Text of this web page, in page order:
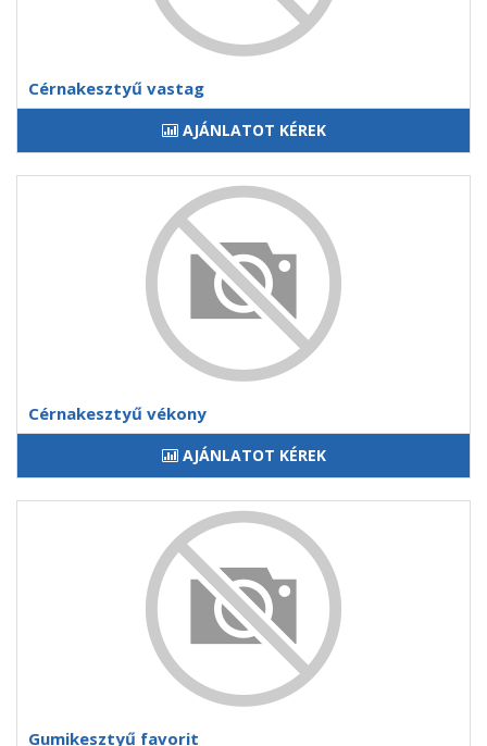
Cérnakesztyű vastag
AJÁNLATOT KÉREK
Cérnakesztyű vékony
AJÁNLATOT KÉREK
Gumikesztyű favorit